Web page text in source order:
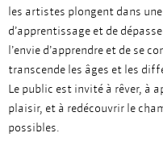
les artistes plongent dans
d’apprentissage et de
l’envie d’apprendre et de se
transcende les âges et les
Le public est invité à rêver, à
plaisir, et à redécouvrir le
possibles.